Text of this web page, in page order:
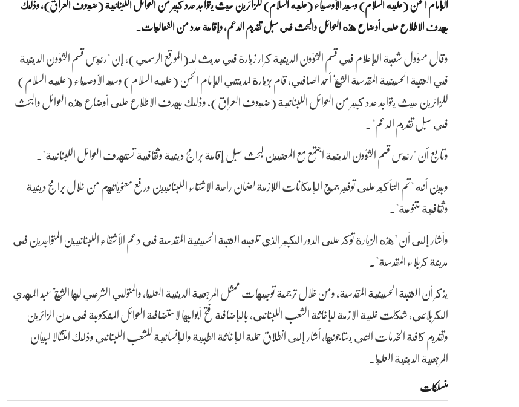
بهدف الاطلاع على أوضاع هذه العوائل والبحث في سبل تقديم الدعم، وإقامة عدد من الفعاليات.
وقال مسؤول شعبة الإعلام في قسم الشؤون الدينية كرار زيارة في حديث لـ(الموقع الرسمي)، إن "رئيس قسم الشؤون الدينية
في العتبة الحسينية المقدسة الشيخ أحمد الصافي، قام بزيارة لمدينتي الإمام الحسن (عليه السلام) وسيد الأوصياء (عليه السلام)
للزائرين حيث يتواجد عدد كبير من العوائل اللبنانية (ضيوف العراق)، وذلك بهدف الاطلاع على أوضاع هذه العوائل والبحث
في سبل تقديم الدعم".
وتابع أن "رئيس قسم الشؤون الدينية اجتمع مع المعنيين لبحث سبل إقامة برامج دينية وثقافية تستهدف العوائل اللبنانية".
وبين أنه "تم التأكيد على توفير جميع الإمكانات اللازمة لضمان راحة الاشقاء اللبنانيين ورفع معنوياتهم من خلال برامج دينية
وثقافية متنوعة".
وأشار إلى أن "هذه الزيارة تؤكد على الدور الكبير الذي تلعبه العتبة الحسينية المقدسة في دعم الأشقاء اللبنانيين المتواجدين في
مدينة كربلاء المقدسة".
يذكر أن العتبة الحسينية المقدسة، ومن خلال ترجمة توجيهات ممثل المرجعية الدينية العليا، والمتولي الشرعي لها الشيخ عبد المهدي
الكربلائي، شكلت خلية الازمة لإغاثة الشعب اللبناني، بالإضافة فتح أبوابها لاستضافة العوائل المنكوبة في مدن الزائرين
وتقديم كافة الخدمات التي يحتاجونها، أشار إلى انطلاق حملة الإغاثة الطبية والإنسانية للشعب اللبناني وذلك امتثالا لبيان
المرجعية الدينية العليا.
منسلکات